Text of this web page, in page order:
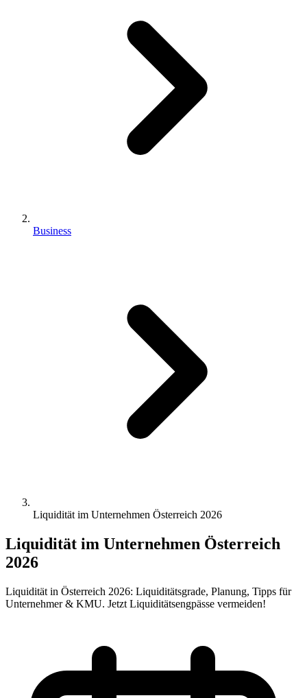
Business
Liquidität im Unternehmen Österreich 2026
Liquidität im Unternehmen Österreich
2026
Liquidität in Österreich 2026: Liquiditätsgrade, Planung, Tipps für
Unternehmer & KMU. Jetzt Liquiditätsengpässe vermeiden!